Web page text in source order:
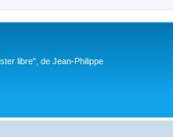
libre", de Jean-Philippe